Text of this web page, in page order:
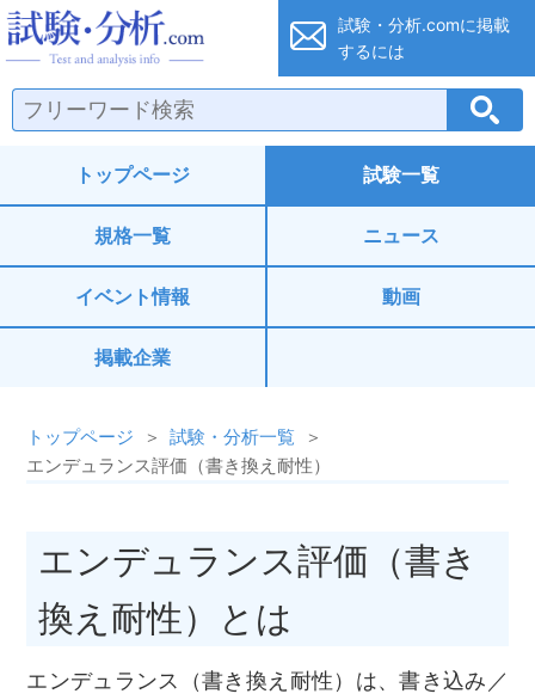
試験・分析
試験・分析.comに掲載
するには
トップページ 試験一覧
規格一覧 ニュース
イベント情報 動画
掲載企業
トップページ
試験・分析一覧
エンデュランス評価（書き換え耐性）
エンデュランス評価（書き
換え耐性）とは
エンデュランス（書き換え耐性）は、書き込み／